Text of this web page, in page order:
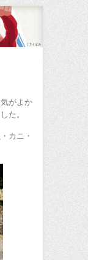
がよか
た。
カニ・